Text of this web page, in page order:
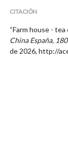
CITACIÓN
“Farm house - tea
China España,
de 2026,http://